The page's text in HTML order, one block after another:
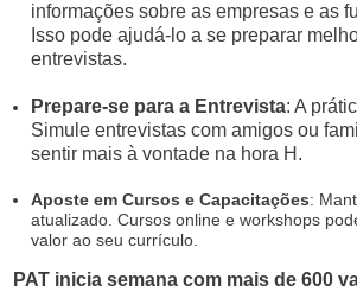
informações sobre as empresas e as
Isso pode ajudá-lo a se preparar
entrevistas.
Prepare-se para a Entrevista: A
Simule entrevistas com amigos ou
sentir mais à vontade na hora H.
Aposte em Cursos e Capacitações:
atualizado. Cursos online e workshops
valor ao seu currículo.
PAT inicia semana com mais de 600